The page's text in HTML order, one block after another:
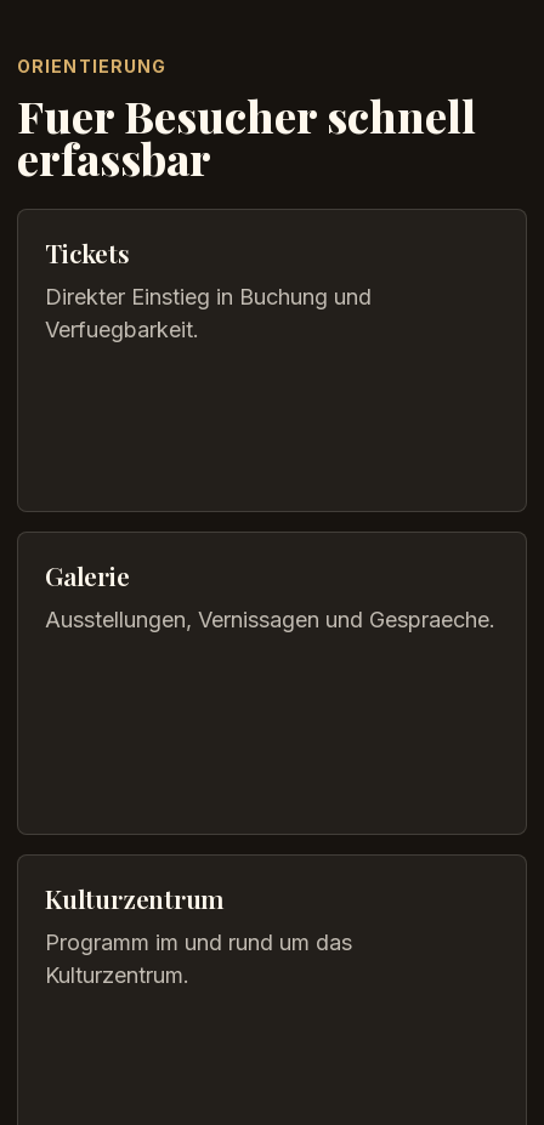
ORIENTIERUNG
Fuer Besucher schnell
erfassbar
Tickets
Direkter Einstieg in Buchung und
Verfuegbarkeit.
Galerie
Ausstellungen, Vernissagen und Gespraeche.
Kulturzentrum
Programm im und rund um das
Kulturzentrum.